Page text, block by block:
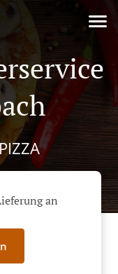
an